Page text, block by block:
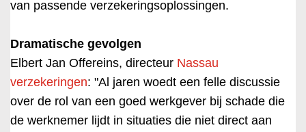
van passende verzekeringsoplossingen.
Dramatische gevolgen
Elbert Jan Offereins, directeur Nassau
verzekeringen: "Al jaren woedt een felle discussie
over de rol van een goed werkgever bij schade die
de werknemer lijdt in situaties die niet direct aan